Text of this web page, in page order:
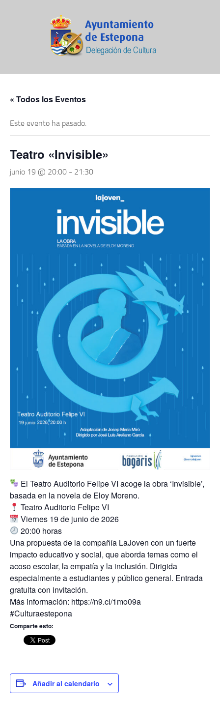
« Todos los Eventos
Este evento ha pasado.
Teatro «Invisible»
junio 19 @ 20:00 - 21:30
El Teatro Auditorio Felipe VI acoge la obra ‘Invisible’,
basada en la novela de Eloy Moreno.
Teatro Auditorio Felipe VI
Viernes 19 de junio de 2026
20:00 horas
Una propuesta de la compañía LaJoven con un fuerte
impacto educativo y social, que aborda temas como el
acoso escolar, la empatía y la inclusión. Dirigida
especialmente a estudiantes y público general. Entrada
gratuita con invitación.
Más información: https://n9.cl/1mo09a
#Culturaestepona
Comparte esto:
Añadir al calendario